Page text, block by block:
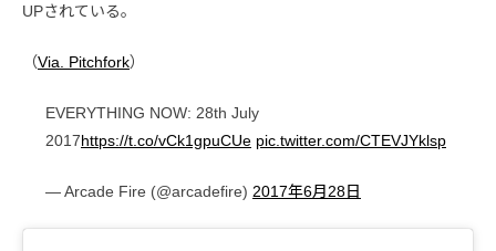
UPされている。
（Via. Pitchfork）
EVERYTHING NOW: 28th July
2017https://t.co/vCk1gpuCUe pic.twitter.com/CTEVJYklsp
— Arcade Fire (@arcadefire) 2017年6月28日